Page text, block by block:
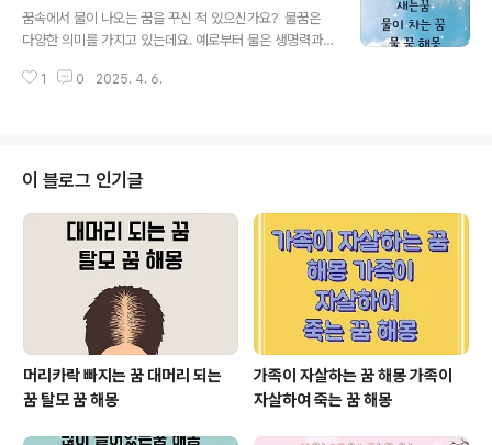
'태몽'에 대해 알아보려고 합니다. 어떤 상징들이 자주 나오
고, 꿈 속에 담긴 의미는 무엇인지, 그리고 따뜻한 실제 경
는 달리 한 생명이 이 세상에 찾아오기 직전에 전해지는 신
꿈속에서 물이 나오는 꿈을 꾸신 적 있으신가요? 물꿈은
다양한 의미를 가지고 있는데요. 예로부터 물은 생명력과
습니다. 하지만 상황에 따라 흉몽으로 해석될 수도 있습니
흐름을 의미할 수 있습니다. 집은 나 자신 혹은 가족, 혹은
삶의 기반을 상징하기 때문에, 집에 물이 새는 꿈은 내면의
감정이 조절되지 않거나, 사소한 문제들이 점점 커지는 상
황을 나타낼 수 있습니다. ◆ 물꿈의 기본 해석꿈에서 물
은 일반적으로 생명력, 감정, 무의식적인 내면세계, 창의
성, 잠재력, 기회 등을 상..
1 0 2025. 4. 6.
이 블로그 인기글
머리카락 빠지는 꿈 대머리 되는
꿈 탈모 꿈 해몽
가족이 자살하는 꿈 해몽 가족이
자살하여 죽는 꿈 해몽